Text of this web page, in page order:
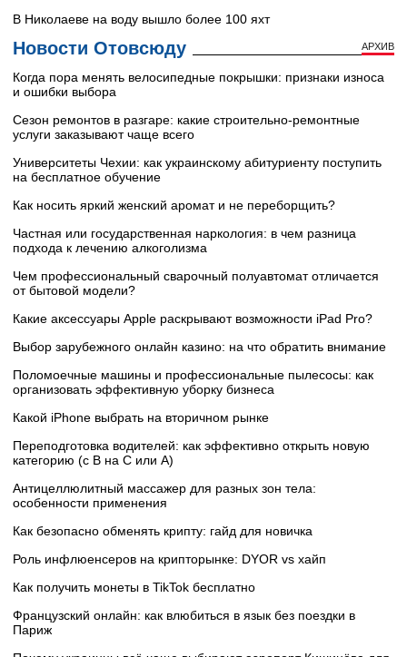
В Николаеве на воду вышло более 100 яхт
Новости Отовсюду АРХИВ
Когда пора менять велосипедные покрышки: признаки износа
и ошибки выбора
Сезон ремонтов в разгаре: какие строительно-ремонтные
услуги заказывают чаще всего
Университеты Чехии: как украинскому абитуриенту поступить
на бесплатное обучение
Как носить яркий женский аромат и не переборщить?
Частная или государственная наркология: в чем разница
подхода к лечению алкоголизма
Чем профессиональный сварочный полуавтомат отличается
от бытовой модели?
Какие аксессуары Apple раскрывают возможности iPad Pro?
Выбор зарубежного онлайн казино: на что обратить внимание
Поломоечные машины и профессиональные пылесосы: как
организовать эффективную уборку бизнеса
Какой iPhone выбрать на вторичном рынке
Переподготовка водителей: как эффективно открыть новую
категорию (с B на C или А)
Антицеллюлитный массажер для разных зон тела:
особенности применения
Как безопасно обменять крипту: гайд для новичка
Роль инфлюенсеров на крипторынке: DYOR vs хайп
Как получить монеты в TikTok бесплатно
Французский онлайн: как влюбиться в язык без поездки в
Париж